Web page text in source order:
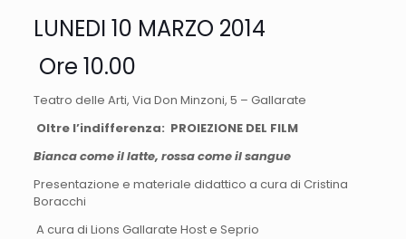
LUNEDI 10 MARZO 2014
Ore 10.00
Teatro delle Arti, Via Don Minzoni, 5 – Gallarate
Oltre l’indifferenza: PROIEZIONE DEL FILM
Bianca come il latte, rossa come il sangue
Presentazione e materiale didattico a cura di Cristina
Boracchi
A cura di Lions Gallarate Host e Seprio